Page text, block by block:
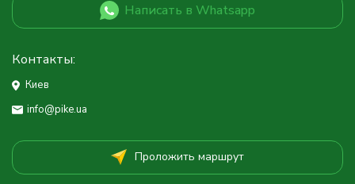
Написать в Whatsapp
Контакты:
Киев
info@pike.ua
Проложить маршрут